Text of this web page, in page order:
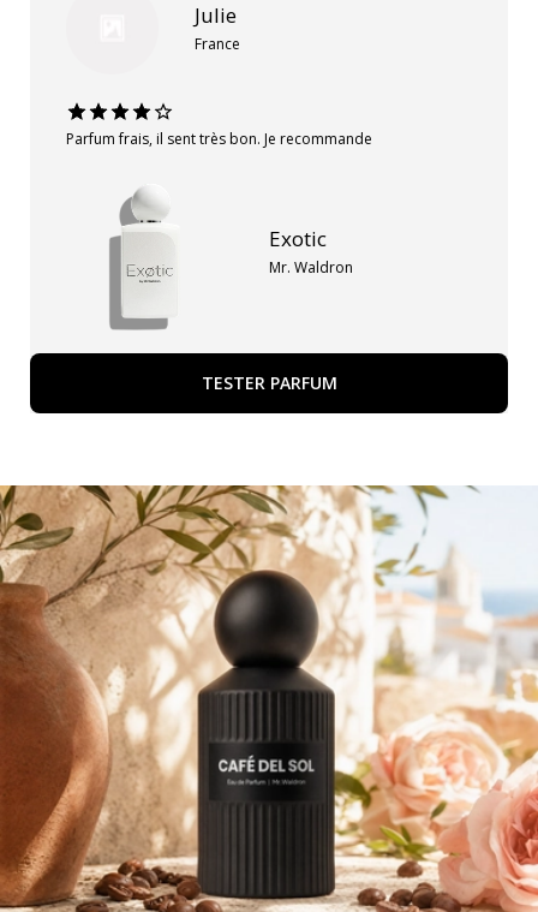
Julie
France
Parfum frais, il sent très bon. Je recommande
Exotic
Mr. Waldron
TESTER PARFUM